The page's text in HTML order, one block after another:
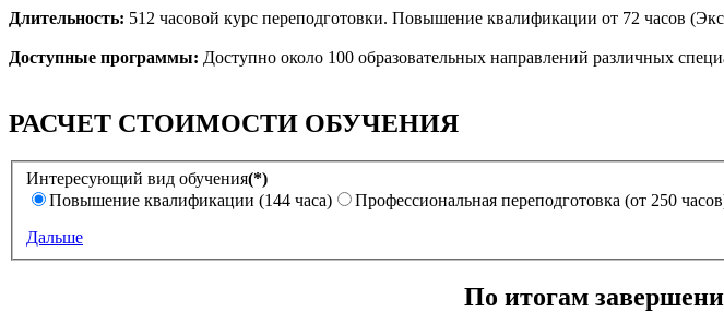
Длительность: 512 часовой курс переподготовки. Повышение квалификации от 72 часов
Доступные программы: Доступно около 100 образовательных направлений различных
РАСЧЕТ СТОИМОСТИ ОБУЧЕНИЯ
Интересующий вид обучения(*)
Повышение квалификации (144 часа)
Профессиональная переподготовка (от 250
Дальше
По итогам